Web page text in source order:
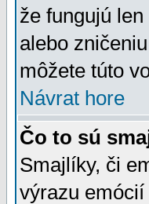
že fungujú
alebo
môžete túto
Návrat hore
Čo to sú
Smajlíky, či
výrazu